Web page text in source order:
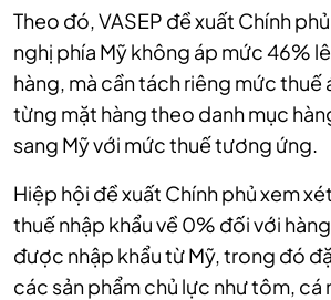
Theo đó, VASEP đề xuất Chính
nghị phía Mỹ không áp mức 46%
hàng, mà cần tách riêng mức thuế
từng mặt hàng theo danh mục
sang Mỹ với mức thuế tương ứng.
Hiệp hội đề xuất Chính phủ xem
thuế nhập khẩu về 0% đối với
được nhập khẩu từ Mỹ, trong đó
các sản phẩm chủ lực như tôm, cá